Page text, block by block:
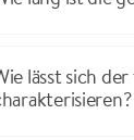
lässt sich